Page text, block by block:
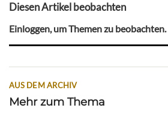
Diesen Artikel beobachten
Einloggen, um Themen zu beobachten.
AUS DEM ARCHIV
Mehr zum Thema